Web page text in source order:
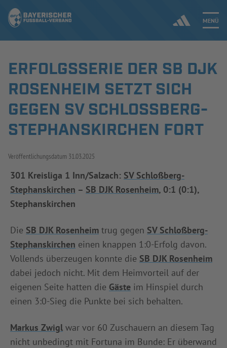
MENÜ
Jetzt einloggen
ERGEBNISSE & WETTBEWERBE
NEUIGKEITEN
AUSBILDUNG & FÖRDERUNG
DER VERBAND
INFOTHEK SPIELPLUS
ERFOLGSSERIE DER SB DJK
ROSENHEIM SETZT SICH
GEGEN SV SCHLOSSBERG-S
TEPHANSKIRCHEN FORT
Veröffentlichungsdatum 31.03.2025
301 Kreisliga 1 Inn/Salzach: SV Schloßberg-
Stephanskirchen – SB DJK Rosenheim, 0:1 (0:1),
Stephanskirchen
Die SB DJK Rosenheim trug gegen SV Schloßberg-
Stephanskirchen einen knappen 1:0-Erfolg davon.
Vollends überzeugen konnte die SB DJK Rosenheim
dabei jedoch nicht. Mit dem Heimvorteil auf der
eigenen Seite hatten die Gäste im Hinspiel durch
einen 3:0-Sieg die Punkte bei sich behalten.
Markus Zwigl war vor 60 Zuschauern an diesem Tag
nicht unbedingt mit Fortuna im Bunde: Er überwand